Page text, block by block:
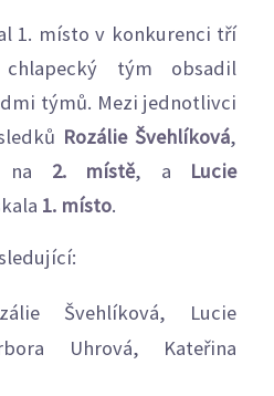
1. místo v konkurenci tří
tým obsadil
týmů. Mezi jednotlivci
Rozálie Švehlíková,
2. místě, a Lucie
1. místo.
Švehlíková, Lucie
Uhrová, Kateřina